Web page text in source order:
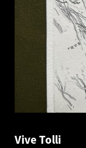
Vive Tolli